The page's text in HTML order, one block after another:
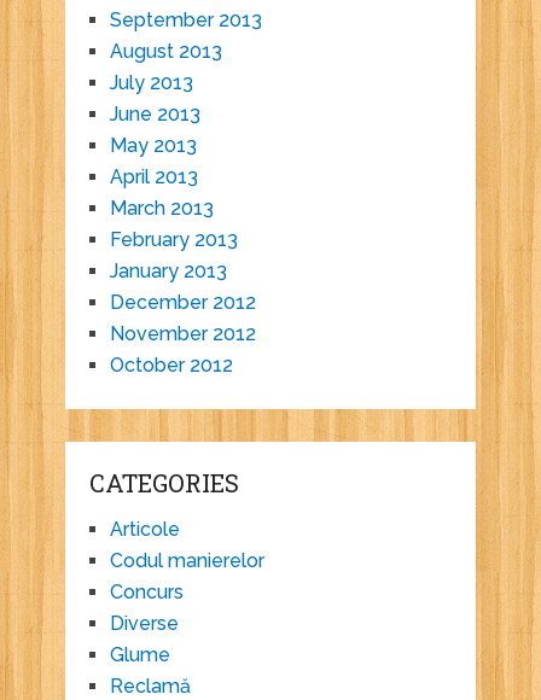
September 2013
August 2013
July 2013
June 2013
May 2013
April 2013
March 2013
February 2013
January 2013
December 2012
November 2012
October 2012
CATEGORIES
Articole
Codul manierelor
Concurs
Diverse
Glume
Reclamă